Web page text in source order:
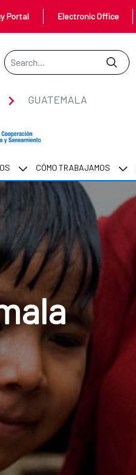
Portal Electronic Office
Search Bar
GUATEMALA
CÓMO TRABAJAMOS